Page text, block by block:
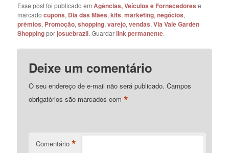
Esse post foi publicado emAgências, Veículos e Fornecedores e
marcadocupons, Dia das Mães,kits,marketing,negócios,
prêmios, Promoção,shopping,varejo,vendas,Via Vale Garden
Shoppingporjosuebrazil. Guardarlink permanente.
Deixe um comentário
O seu endereço de e-mail não será publicado. Campos
obrigatórios são marcados com*
Comentário *